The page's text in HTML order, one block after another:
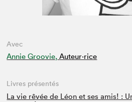
Avec
Annie Groovie, Auteur·rice
Livres présentés
La vie rêvée de Léon et ses amis! :